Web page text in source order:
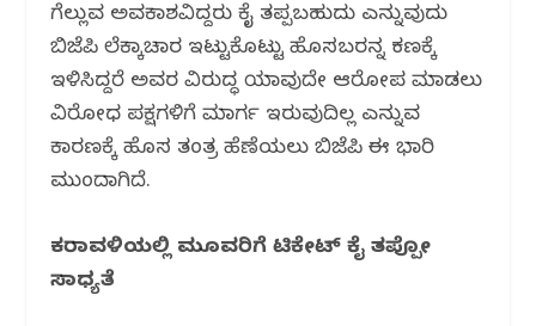
ಗೆಲ್ಲುವ ಅವಕಾಶವಿದ್ದರು ಕೈ ತಪ್ಪಬಹುದು ಎನ್ನುವುದು
ಬಿಜೆಪಿ ಲೆಕ್ಕಾಚಾರ ಇಟ್ಟುಕೊಟ್ಟು ಹೊಸಬರನ್ನ ಕಣಕ್ಕೆ
ಇಳಿಸಿದ್ದರೆ ಅವರ ವಿರುದ್ಧ ಯಾವುದೇ ಆರೋಪ ಮಾಡಲು
ವಿರೋಧ ಪಕ್ಷಗಳಿಗೆ ಮಾರ್ಗ ಇರುವುದಿಲ್ಲ ಎನ್ನುವ
ಕಾರಣಕ್ಕೆ ಹೊಸ ತಂತ್ರ ಹೆಣೆಯಲು ಬಿಜೆಪಿ ಈ ಭಾರಿ
ಮುಂದಾಗಿದೆ.
ಕರಾವಳಿಯಲ್ಲಿ ಮೂವರಿಗೆ ಟಿಕೇಟ್ ಕೈ ತಪ್ಪೋ
ಸಾಧ್ಯತೆ